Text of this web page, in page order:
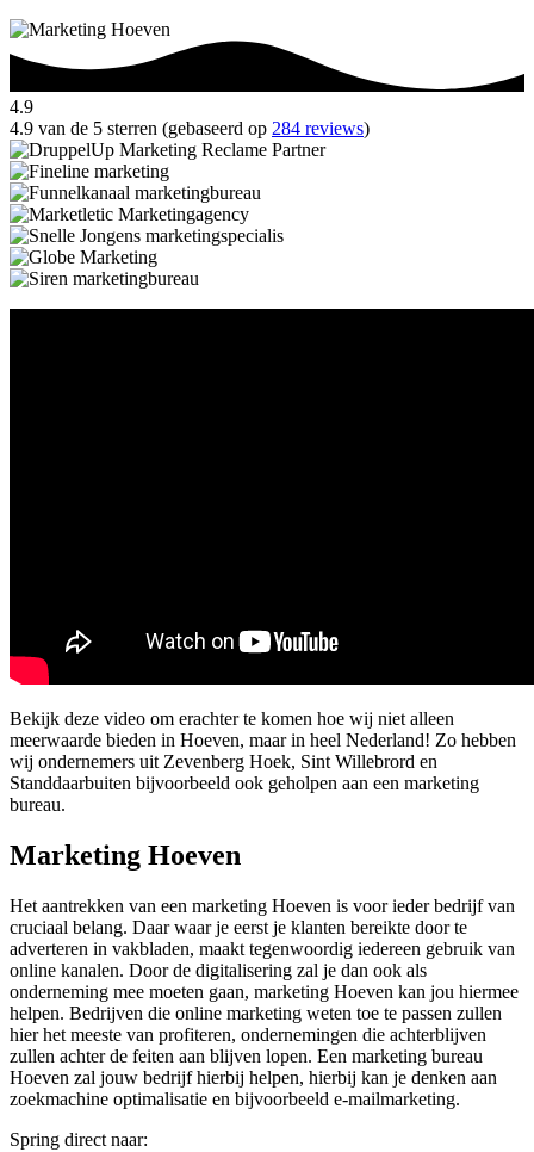
4.9
4.9 van de 5 sterren (gebaseerd op 284 reviews)
Bekijk deze video om erachter te komen hoe wij niet alleen
meerwaarde bieden in Hoeven, maar in heel Nederland! Zo hebben
wij ondernemers uit Zevenberg Hoek, Sint Willebrord en
Standdaarbuiten bijvoorbeeld ook geholpen aan een marketing
bureau.
Marketing Hoeven
Het aantrekken van een marketing Hoeven is voor ieder bedrijf van
cruciaal belang. Daar waar je eerst je klanten bereikte door te
adverteren in vakbladen, maakt tegenwoordig iedereen gebruik van
online kanalen. Door de digitalisering zal je dan ook als
onderneming mee moeten gaan, marketing Hoeven kan jou hiermee
helpen. Bedrijven die online marketing weten toe te passen zullen
hier het meeste van profiteren, ondernemingen die achterblijven
zullen achter de feiten aan blijven lopen. Een marketing bureau
Hoeven zal jouw bedrijf hierbij helpen, hierbij kan je denken aan
zoekmachine optimalisatie en bijvoorbeeld e-mailmarketing.
Spring direct naar: